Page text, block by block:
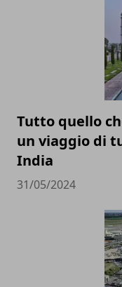
Tutto quello
un viaggio di
India
31/05/2024